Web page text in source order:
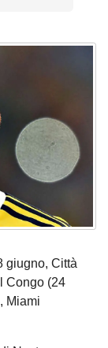
giugno, Città
Congo (24
Miami